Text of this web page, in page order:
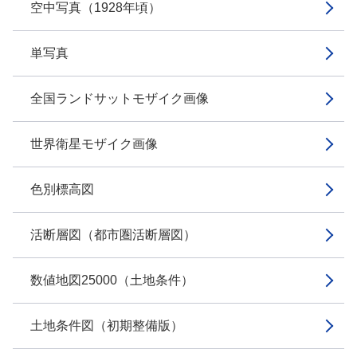
空中写真（1928年頃）
単写真
全国ランドサットモザイク画像
世界衛星モザイク画像
色別標高図
活断層図（都市圏活断層図）
数値地図25000（土地条件）
土地条件図（初期整備版）